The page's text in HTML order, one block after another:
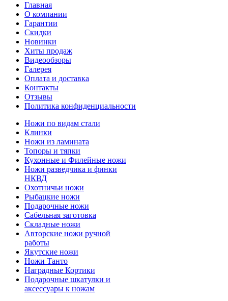
Главная
О компании
Гарантии
Скидки
Новинки
Хиты продаж
Видеообзоры
Галерея
Оплата и доставка
Контакты
Отзывы
Политика конфиденциальности
Ножи по видам стали
Клинки
Ножи из ламината
Топоры и тяпки
Кухонные и Филейные ножи
Ножи разведчика и финки
НКВД
Охотничьи ножи
Рыбацкие ножи
Подарочные ножи
Сабельная заготовка
Складные ножи
Авторские ножи ручной
работы
Якутские ножи
Ножи Танто
Наградные Кортики
Подарочные шкатулки и
аксессуары к ножам